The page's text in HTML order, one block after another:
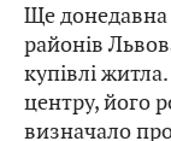
Ще донедавна
районів
купівлі
центру, його
визначало